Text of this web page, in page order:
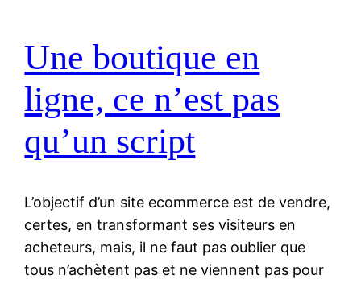
Une boutique en
ligne, ce n’est pas
qu’un script
L’objectif d’un site ecommerce est de vendre,
certes, en transformant ses visiteurs en
acheteurs, mais, il ne faut pas oublier que
tous n’achètent pas et ne viennent pas pour